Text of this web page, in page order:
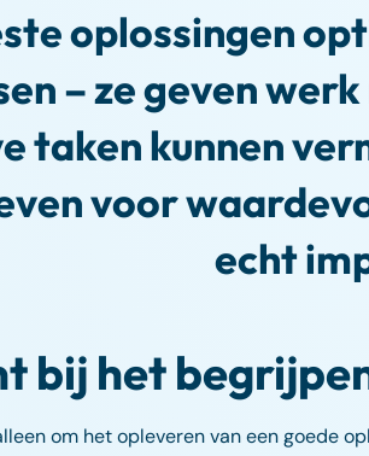
oplossingen
– ze geven
taken kunnen
voor
echt
bij het
om het opleveren van een goede